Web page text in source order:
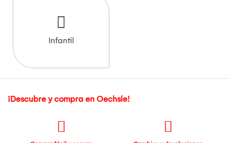
Infantil
¡Descubre y compra en Oechsle!